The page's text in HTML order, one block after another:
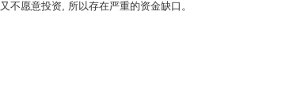
愿意投资, 所以存在严重的资金缺口。